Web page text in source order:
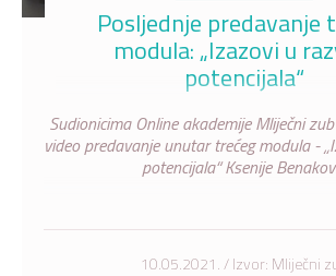
Posljednje predavanje trećeg
modula: „Izazovi u
potencijala“
Sudionicima Online akademije Mliječni
video predavanje unutar trećeg modula -
potencijala“ Ksenije
10.05.2021. / Izvor: Mliječni